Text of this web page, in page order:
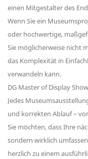
einen Mitgestalter des
Wenn Sie ein
oder hochwertige,
Sie möglicherweise nicht
das Komplexität in
verwandeln kann.
DG Master of Display
Jedes
und korrekten Ablauf –
Sie möchten, dass Ihre
sondern wirklich
herzlich zu einem